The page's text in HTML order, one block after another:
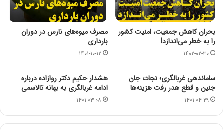
بحران کاهش جمعیت، امنیت کشور
را به خطر می‌اندازد!
۱۴۰۲-۰۲-۳۰
مصرف میوه‌های نارس در دوران
بارداری
۱۴۰۱-۱۰-۱۲
ساماندهی غربالگری؛ نجات جان
جنین و قطع هدر رفت هزینه‌ها
۱۴۰۱-۰۴-۲۹
هشدار حکیم دکتر روازاده درباره
ادامه غربالگری به بهانه تالاسمی
۱۴۰۱-۰۳-۰۸